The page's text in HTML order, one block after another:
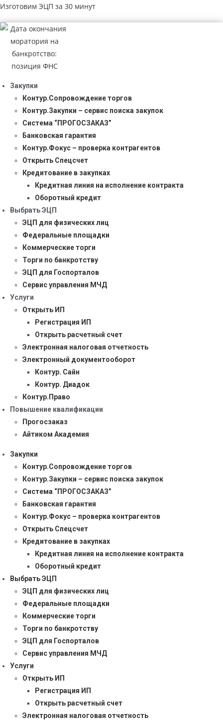
Изготовим ЭЦП за 30 минут
Закупки
Контур.Сопровождение торгов
Контур.Закупки – сервис поиска закупок
Система “ПРОГОСЗАКАЗ”
Банковская гарантия
Контур.Фокус – проверка контрагентов
Открыть Спецсчет
Кредитование в закупках
Кредитная линия на исполнение контракта
Оборотный кредит
Выбрать ЭЦП
ЭЦП для физических лиц
Федеральные площадки
Коммерческие торги
Торги по банкротству
ЭЦП для Госпорталов
Сервис управления МЧД
Услуги
Открыть ИП
Регистрация ИП
Открыть расчетный счет
Электронная налоговая отчетность
Электронный документооборот
Контур. Сайн
Контур. Диадок
Контур.Право
Повышение квалификации
Прогосзаказ
Айтиком Академия
Закупки
Контур.Сопровождение торгов
Контур.Закупки – сервис поиска закупок
Система “ПРОГОСЗАКАЗ”
Банковская гарантия
Контур.Фокус – проверка контрагентов
Открыть Спецсчет
Кредитование в закупках
Кредитная линия на исполнение контракта
Оборотный кредит
Выбрать ЭЦП
ЭЦП для физических лиц
Федеральные площадки
Коммерческие торги
Торги по банкротству
ЭЦП для Госпорталов
Сервис управления МЧД
Услуги
Открыть ИП
Регистрация ИП
Открыть расчетный счет
Электронная налоговая отчетность